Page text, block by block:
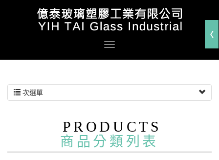
次選單
PRODUCTS
商品分類列表